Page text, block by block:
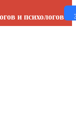
и психологов